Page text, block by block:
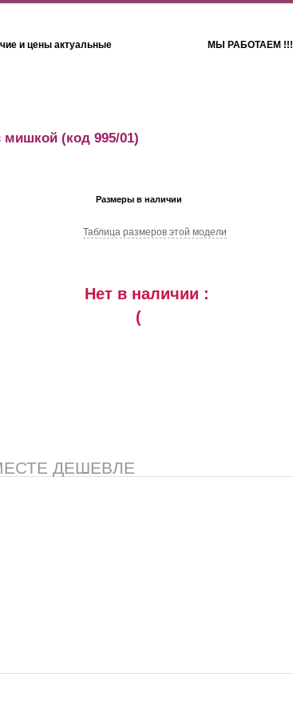
и цены актуальные МЫ РАБОТАЕМ !!!
мишкой (код 995/01)
Размеры в наличии
Таблица размеров этой модели
Нет в наличии :
(
ДЕШЕВЛЕ